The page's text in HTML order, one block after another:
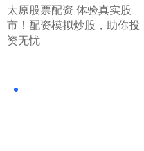
​太原股票配资 体验真实股
市！配资模拟炒股，助你投
资无忧